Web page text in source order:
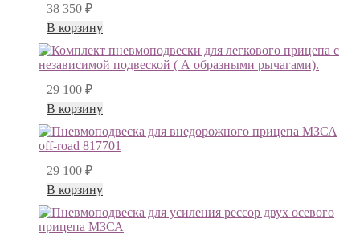
38 350 ₽
В корзину
29 100 ₽
В корзину
29 100 ₽
В корзину